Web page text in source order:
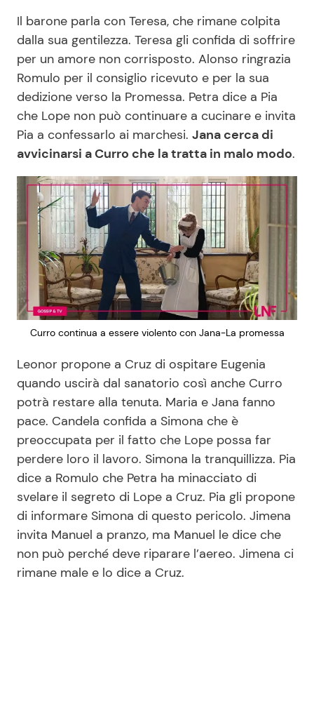
Il barone parla con Teresa, che rimane colpita
dalla sua gentilezza. Teresa gli confida di soffrire
per un amore non corrisposto. Alonso ringrazia
Romulo per il consiglio ricevuto e per la sua
dedizione verso la Promessa. Petra dice a Pia
che Lope non può continuare a cucinare e invita
Pia a confessarlo ai marchesi. Jana cerca di
avvicinarsi a Curro che la tratta in malo modo.
Curro continua a essere violento con Jana-La promessa
Leonor propone a Cruz di ospitare Eugenia
quando uscirà dal sanatorio così anche Curro
potrà restare alla tenuta. Maria e Jana fanno
pace. Candela confida a Simona che è
preoccupata per il fatto che Lope possa far
perdere loro il lavoro. Simona la tranquillizza. Pia
dice a Romulo che Petra ha minacciato di
svelare il segreto di Lope a Cruz. Pia gli propone
di informare Simona di questo pericolo. Jimena
invita Manuel a pranzo, ma Manuel le dice che
non può perché deve riparare l’aereo. Jimena ci
rimane male e lo dice a Cruz.